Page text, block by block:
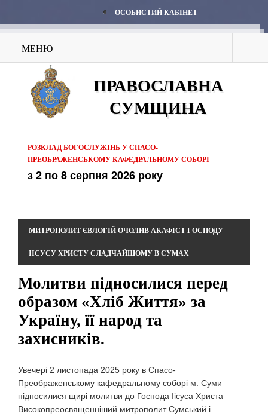
ОСОБИСТИЙ КАБІНЕТ
МЕНЮ
ПРАВОСЛАВНА
СУМЩИНА
РОЗКЛАД БОГОСЛУЖІНЬ У СПАСО-
ПРЕОБРАЖЕНСЬКОМУ КАФЕДРАЛЬНОМУ СОБОРІ
з 2 по 8 серпня 2026 року
МИТРОПОЛИТ ЄВЛОГІЙ ОЧОЛИВ АКАФІСТ ГОСПОДУ
ІІСУСУ ХРИСТУ СЛАДЧАЙШОМУ В СУМАХ
Молитви підносилися перед
образом «Хліб Життя» за
Україну, її народ та
захисників.
Увечері 2 листопада 2025 року в Спасо-
Преображенському кафедральному соборі м. Суми
підносилися щирі молитви до Господа Іісуса Христа –
Високопреосвященніший митрополит Сумський і